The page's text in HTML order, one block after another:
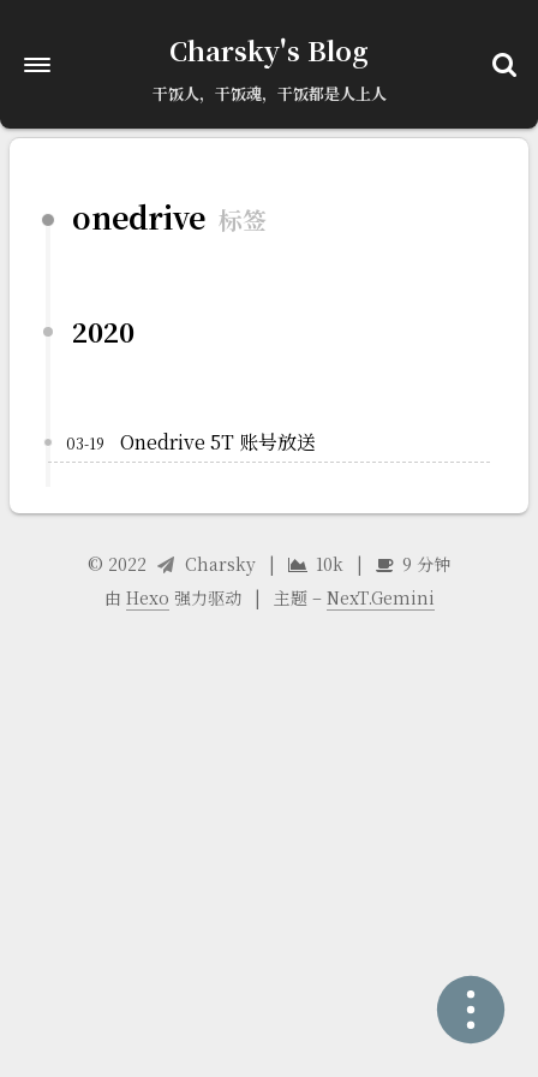
Charsky's Blog
干饭人，干饭魂，干饭都是人上人
onedrive 标签
2020
03-19 Onedrive 5T 账号放送
© 2022 Charsky | 10k |
9 分钟
由 Hexo 强力驱动 | 主题 – NexT.Gemini